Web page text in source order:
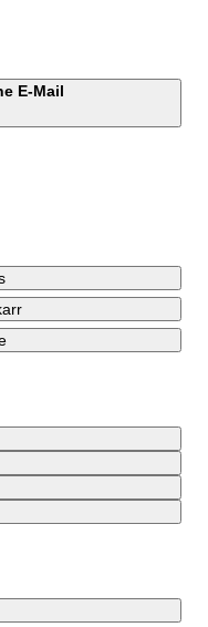
E-Mail